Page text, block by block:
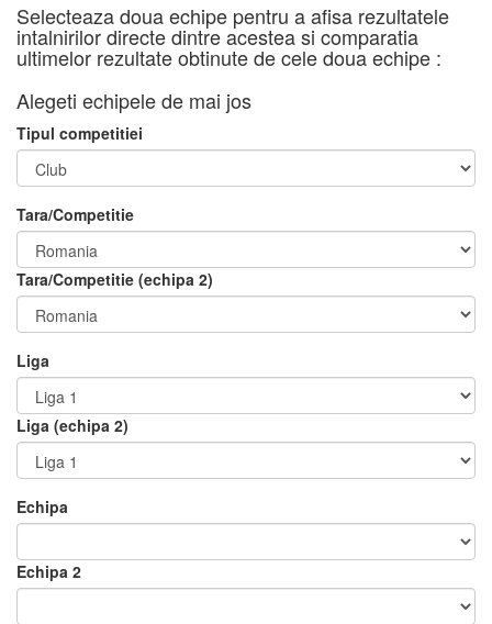
Selecteaza doua echipe pentru a afisa rezultatele
intalnirilor directe dintre acestea si comparatia
ultimelor rezultate obtinute de cele doua echipe :
Alegeti echipele de mai jos
Tipul competitiei
Tara/Competitie
Tara/Competitie (echipa 2)
Liga
Liga (echipa 2)
Echipa
Echipa 2